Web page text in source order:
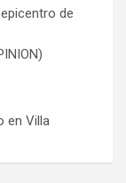
de
en Villa